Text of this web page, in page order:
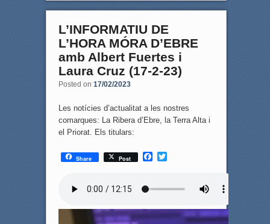
L’INFORMATIU DE
L’HORA MÓRA D’EBRE
amb Albert Fuertes i
Laura Cruz (17-2-23)
Posted on 17/02/2023
Les notícies d’actualitat a les nostres
comarques: La Ribera d’Ebre, la Terra Alta i
el Priorat. Els titulars:
Share Post
F
o
T
r